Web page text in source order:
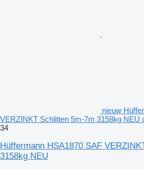
nieuw
VERZINKT Schlitten 5m-7m 3158kg NEU
34
Hüffermann HSA1870 SAF
3158kg NEU